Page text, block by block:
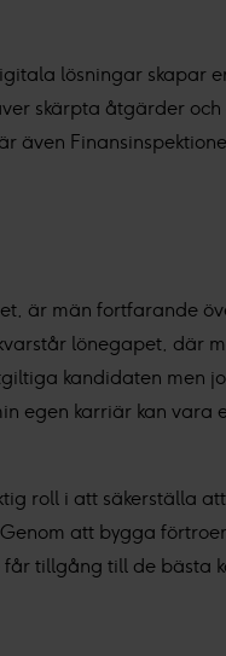
lösningar skapar
skärpta åtgärder och
även
är män fortfarande
lönegapet, där
kandidaten men
egen karriär kan vara
roll i att säkerställa
att bygga
tillgång till de bästa